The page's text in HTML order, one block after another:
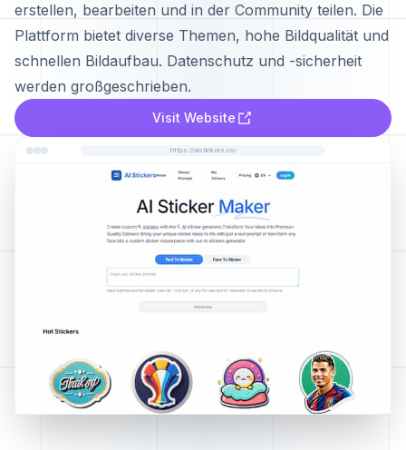
erstellen, bearbeiten und in der Community teilen. Die
Plattform bietet diverse Themen, hohe Bildqualität und
schnellen Bildaufbau. Datenschutz und -sicherheit
werden großgeschrieben.
Visit Website
https://aistickers.co/